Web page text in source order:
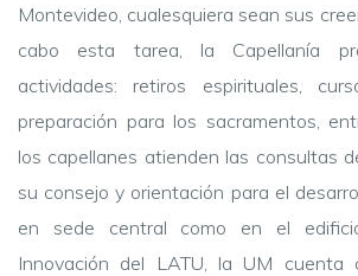
Montevideo, cualesquiera sean sus
cabo esta tarea, la Capellanía
actividades: retiros espirituales,
preparación para los sacramentos,
los capellanes atienden las consultas
su consejo y orientación para el
en sede central como en el
Innovación del LATU, la UM cuenta